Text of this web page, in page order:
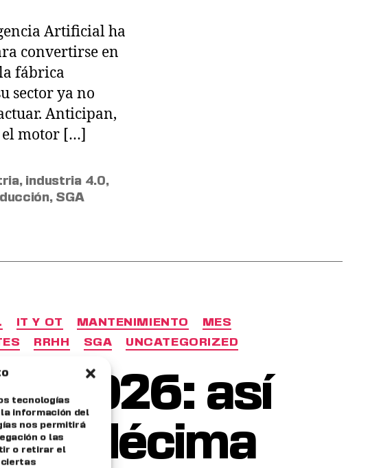
tecnologías
información del
nos permitirá
o las
o retirar el
ciertas
Artificial ha
convertirse en
fábrica
sector ya no
Anticipan,
el motor […]
, industria 4.0,
, SGA
IT Y OT MANTENIMIENTO
MES
RRHH SGA UNCATEGORIZED
2026: así
la décima